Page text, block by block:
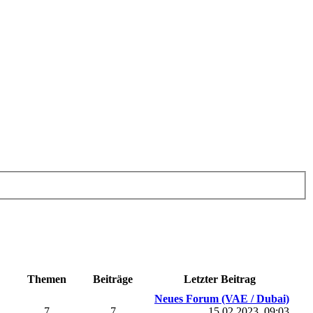
Themen Beiträge Letzter Beitrag
Neues Forum (VAE / Dubai)